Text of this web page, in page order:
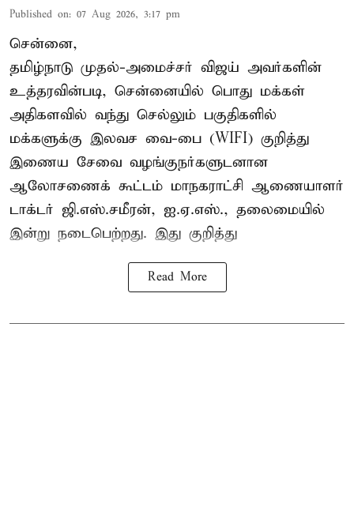
Published on: 07 Aug 2026, 3:17 pm
சென்னை,
தமிழ்நாடு முதல்-அமைச்சர் விஜய் அவர்களின்
உத்தரவின்படி, சென்னையில் பொது மக்கள்
அதிகளவில் வந்து செல்லும் பகுதிகளில்
மக்களுக்கு இலவச வை-பை (WIFI) குறித்து
இணைய சேவை வழங்குநர்களுடனான
ஆலோசணைக் கூட்டம் மாநகராட்சி ஆணையாளர்
டாக்டர் ஜி.எஸ்.சமீரன், ஐ.ஏ.எஸ்., தலைமையில்
இன்று நடைபெற்றது. இது குறித்து
Read More